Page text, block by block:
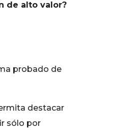
de alto valor?
probado de
destacar
sólo por